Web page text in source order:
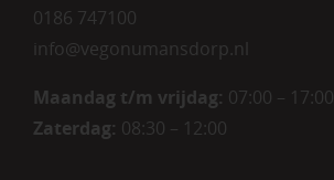
0186 747100
info@vegonumansdorp.nl
Maandag t/m vrijdag: 07:00 – 17:00
Zaterdag: 08:30 – 12:00